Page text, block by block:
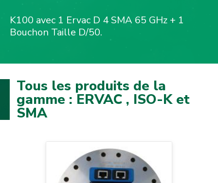
K100 avec 1 Ervac D 4 SMA 65 GHz + 1
Bouchon Taille D/50.
Tous les produits de la
gamme : ERVAC , ISO-K et
SMA